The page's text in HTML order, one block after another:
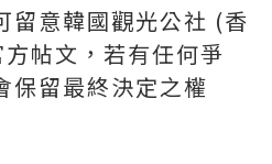
留意韓國觀光公社 (香
帖文，若有任何爭
保留最終決定之權